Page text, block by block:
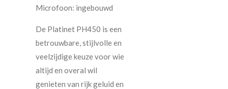
Microfoon: ingebouwd
De Platinet PH450 is een
betrouwbare, stijlvolle en
veelzijdige keuze voor wie
altijd en overal wil
genieten van rijk geluid en